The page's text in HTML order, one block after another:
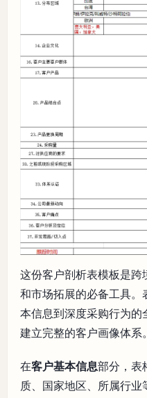
这份客户剖析表模板是跨
和市场拓展的必备工具。
本信息到深度采购行为的
建立完整的客户画像体系。
在客户基本信息部分，表
质、国家地区、所属行